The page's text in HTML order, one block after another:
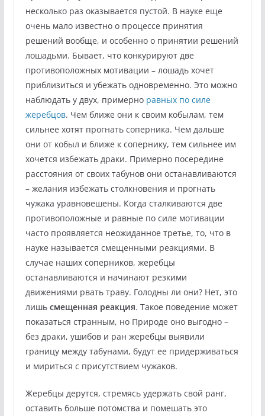
несколько раз оказывается пустой. В науке еще
очень мало известно о процессе принятия
решений вообще, и особенно о принятии решений
лошадьми. Бывает, что конкурируют две
противоположных мотивации – лошадь хочет
приблизиться и убежать одновременно. Это можно
наблюдать у двух, примерно равных по силе
жеребцов. Чем ближе они к своим кобылам, тем
сильнее хотят прогнать соперника. Чем дальше
они от кобыл и ближе к сопернику, тем сильнее им
хочется избежать драки. Примерно посередине
расстояния от своих табунов они останавливаются
– желания избежать столкновения и прогнать
чужака уравновешены. Когда сталкиваются две
противоположные и равные по силе мотивации
часто проявляется неожиданное третье, то, что в
науке называется смещенными реакциями. В
случае наших соперников, жеребцы
останавливаются и начинают резкими
движениями рвать траву. Голодны ли они? Нет, это
лишь смещенная реакция. Такое поведение может
показаться странным, но Природе оно выгодно –
без драки, ушибов и ран жеребцы выявили
границу между табунами, будут ее придерживаться
и мириться с присутствием чужаков.
Жеребцы дерутся, стремясь удержать свой ранг,
оставить больше потомства и помешать это